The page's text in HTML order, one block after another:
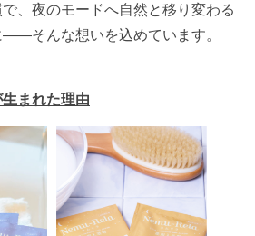
、夜のモードへ自然と移り変わる
――そんな想いを込めています。
まれた理由